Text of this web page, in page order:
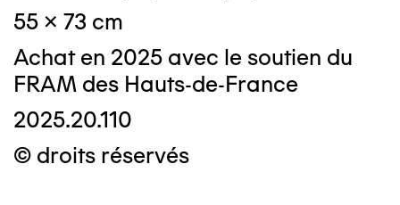
55 x 73 cm
Achat en 2025 avec le soutien du
FRAM des Hauts-de-France
2025.20.110
© droits réservés